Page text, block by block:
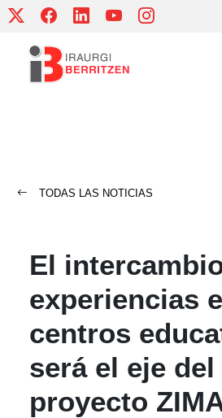
Skip
content
TODAS LAS NOTICIAS
El
experiencias
centros
será el eje del
proyecto